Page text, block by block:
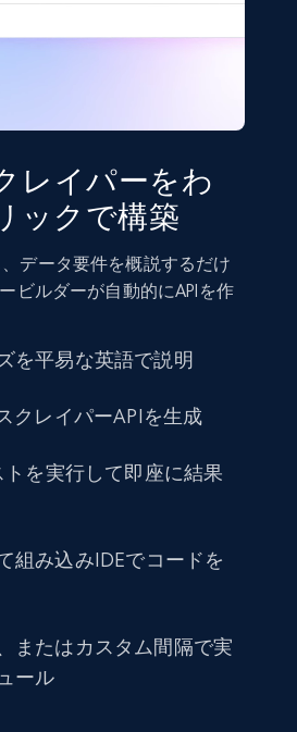
レイパーをわ
ックで構築
データ要件を概説するだけ
ビルダーが自動的にAPIを作
を平易な英語で説明
クレイパーAPIを生成
トを実行して即座に結果
組み込みIDEでコードを
またはカスタム間隔で実
ール